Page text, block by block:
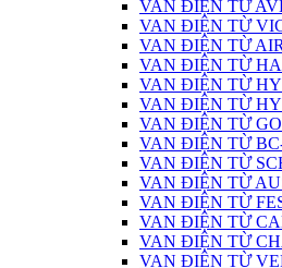
VAN ĐIỆN TỪ
VAN ĐIỆN TỪ
VAN ĐIỆN TỪ
VAN ĐIỆN TỪ
VAN ĐIỆN TỪ
VAN ĐIỆN TỪ
VAN ĐIỆN TỪ
VAN ĐIỆN TỪ
VAN ĐIỆN TỪ
VAN ĐIỆN TỪ
VAN ĐIỆN TỪ
VAN ĐIỆN TỪ
VAN ĐIỆN TỪ
VAN ĐIỆN TỪ